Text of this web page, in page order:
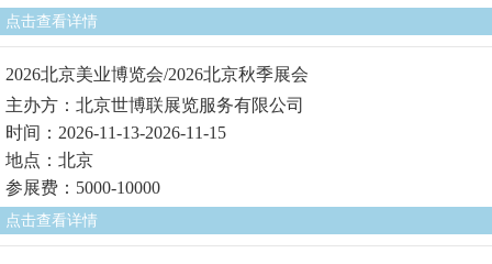
点击查看详情
2026北京美业博览会/2026北京秋季展会
主办方：北京世博联展览服务有限公司
时间：2026-11-13-2026-11-15
地点：北京
参展费：5000-10000
点击查看详情